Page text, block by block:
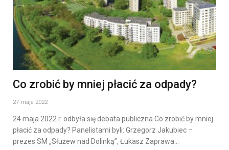
Co zrobić by mniej płacić za odpady?
27 maja 2022
24 maja 2022 r. odbyła się debata publiczna Co zrobić by mniej
płacić za odpady? Panelistami byli: Grzegorz Jakubiec –
prezes SM „Służew nad Dolinką”, Łukasz Zaprawa…